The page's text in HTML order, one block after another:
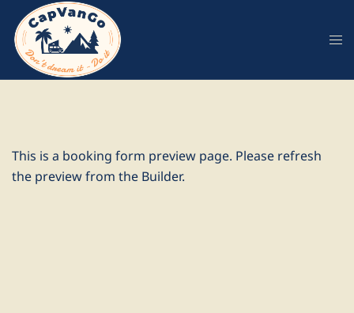
contenu
This is a booking form preview page. Please refresh
the preview from the Builder.